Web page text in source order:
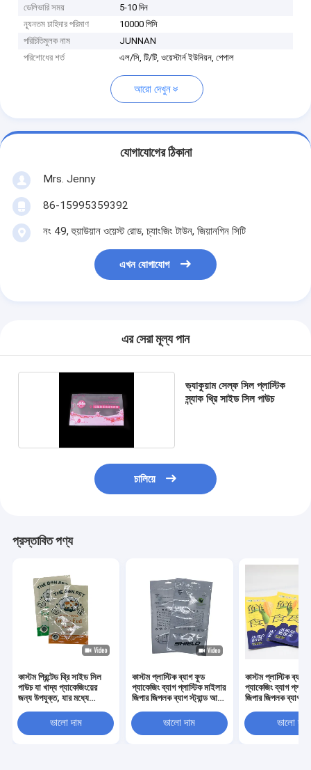
ডেলিভারি সময়
5-10 দিন
ন্যূনতম চাহিদার পরিমাণ
10000 পিসি
পরিচিতিমুলক নাম
JUNNAN
পরিশোধের শর্ত
এল/সি, টি/টি, ওয়েস্টার্ন ইউনিয়ন, পেপাল
আরো দেখুন
যোগাযোগের ঠিকানা
Mrs. Jenny
86-15995359392
নং 49, হুয়াউয়ান ওয়েস্ট রোড, চ্যাংজিং টাউন, জিয়ানগিন সিটি
এখন যোগাযোগ
এর সেরা মূল্য পান
ভ্যাকুয়াম সেল্ফ সিল প্লাস্টিক
স্ন্যাক থ্রি সাইড সিল পাউচ
চালিয়ে
প্রস্তাবিত পণ্য
কাস্টম প্রিন্টেড থ্রি সাইড সিল
পাউচ যা খাদ্য প্যাকেজিংয়ের
জন্য উপযুক্ত, যার মধ্যে
এবং শুকনো খাবার অন্তর্ভুক্ত
রয়েছে, টিয়ার নচ এবং জিপার সহ
ভালো দাম
কাস্টম প্লাস্টিক ব্যাগ ফুড
প্যাকেজিং ব্যাগ প্লাস্টিক মাইলার
জিপার জিপলক ব্যাগ স্ট্যান্ড আপ
মশলা প্যাকেজিংভালো দাম
কাস্টম প্লাস্টিক ব্যাগ
প্যাকেজিং ব্যাগ
জিপার জিপলক ব্যাগ
মশলা প্যাকেজিংভালো দাম